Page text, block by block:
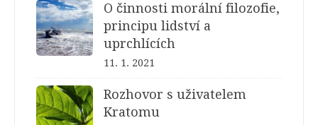
O činnosti morální filozofie,
principu lidství a
uprchlících
11. 1. 2021
Rozhovor s uživatelem
Kratomu